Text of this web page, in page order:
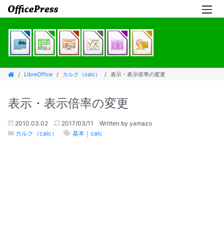
LibreOffice カルク（calc） 表示・表示倍率の変更
表示・表示倍率の変更
2010.03.02 2017/03/11
Written by yamazo
カルク（calc）
基本｜calc